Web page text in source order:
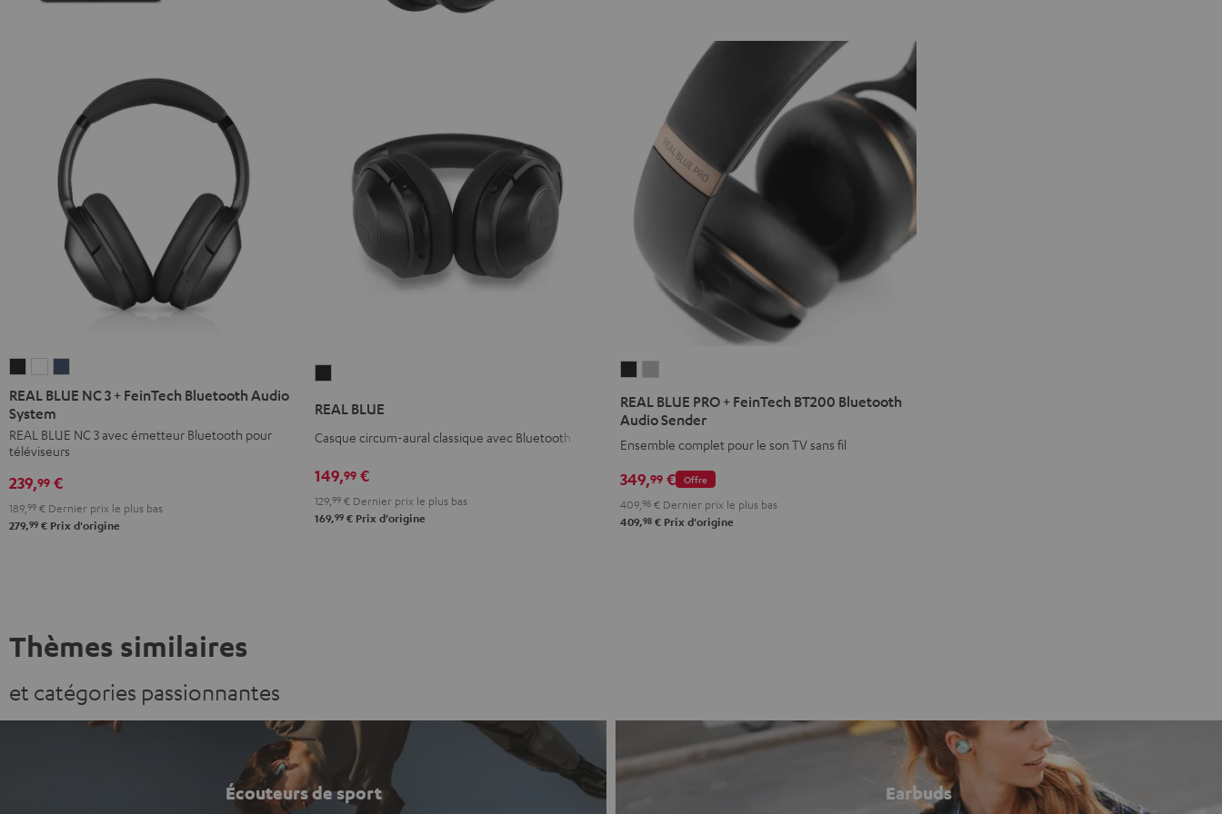
BLUE
NC
3
+
FeinTech
Audio
BLUE
NC
3
+
FeinTech
Audio
BLUE
3
Audio
REAL BLUE NC 3 + FeinTech Bluetooth Audio
System
REAL BLUE NC 3 avec émetteur Bluetooth pour
téléviseurs
239,99 €
189, 99 € Dernier prix le plus bas
279,99 € Prix d'origine
Night
Black
REAL BLUE
Casque circum-aural classique avec Bluetooth
149,99 €
129,99 € Dernier prix le plus bas
169,99 € Prix d'origine
PRO
BT200
Bluetooth
Audio
PRO
+
FeinTech
BT200
Bluetooth
Audio
REAL BLUE PRO + FeinTech BT200 Bluetooth
Audio Sender
Ensemble complet pour le son TV sans fil
Offre
349,99 €
409,98 € Dernier prix le plus bas
409,98 € Prix d'origine
Thèmes similaires
et catégories passionnantes
Écouteurs de sport Earbuds